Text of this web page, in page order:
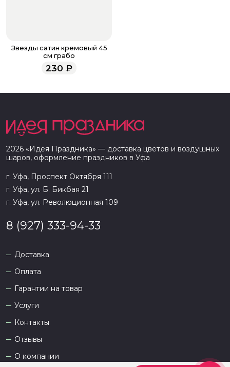
Звезды сатин кремовый 45
см грабо
230 ₽
2026 «Идея Праздника» — доставка цветов и воздушных
шаров, оформление праздников в Уфа
г. Уфа, Проспект Октября 111
г. Уфа, ул. Б. Бикбая 21
г. Уфа, ул. Революционная 109
8 (927) 333-94-33
Доставка
Оплата
Гарантии на товар
Услуги
Контакты
Отзывы
О компании